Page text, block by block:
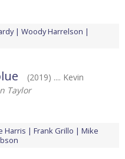
Woody Harrelson
(2019) .... Kevin
Taylor
Harris Frank Grillo
Mike